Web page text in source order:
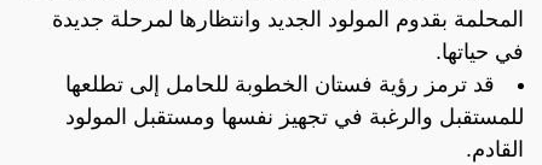
المحلمة بقدوم المولود الجديد وانتظارها لمرحلة جديدة
في حياتها.
قد ترمز رؤية فستان الخطوبة للحامل إلى تطلعها
للمستقبل والرغبة في تجهيز نفسها ومستقبل المولود
القادم.